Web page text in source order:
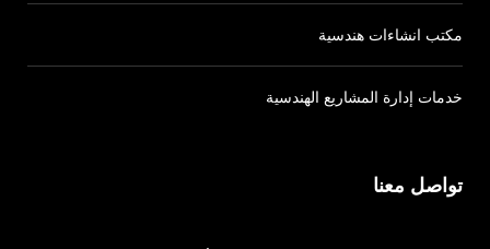
تواصل معنا
مكتب انشاءات هندسية
خدمات إدارة المشاريع الهندسية